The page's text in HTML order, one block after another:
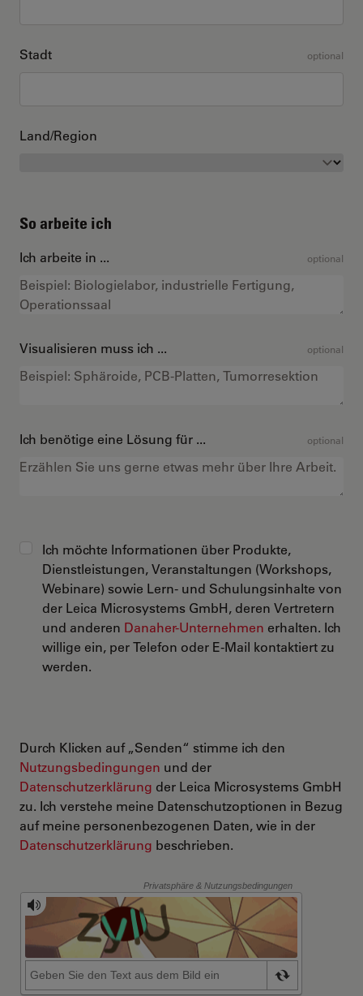
Stadt optional
Land/Region
So arbeite ich
Ich arbeite in ... optional
Visualisieren muss ich ... optional
Ich benötige eine Lösung für ... optional
Ich möchte Informationen über Produkte,
Dienstleistungen, Veranstaltungen (Workshops,
Webinare) sowie Lern- und Schulungsinhalte von
der Leica Microsystems GmbH, deren Vertretern
und anderen Danaher-Unternehmen erhalten. Ich
willige ein, per Telefon oder E-Mail kontaktiert zu
werden.
Durch Klicken auf „Senden“ stimme ich den
Nutzungsbedingungen und der
Datenschutzerklärung der Leica Microsystems GmbH
zu. Ich verstehe meine Datenschutzoptionen in Bezug
auf meine personenbezogenen Daten, wie in der
Datenschutzerklärung beschrieben.